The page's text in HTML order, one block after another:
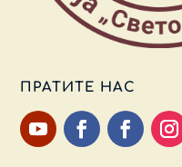
ПРАТИТЕ НАС